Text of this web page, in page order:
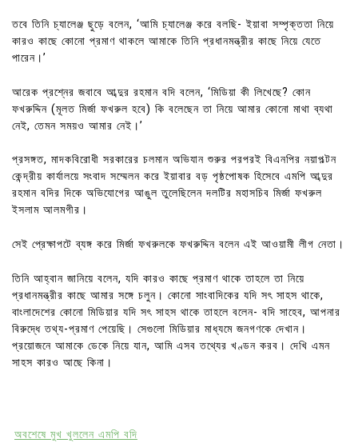
তবে তিনি চ্যালেঞ্জ ছুড়ে বলেন, ‘আমি চ্যালেঞ্জ করে বলছি- ইয়াবা সম্পৃক্ততা নিয়ে
কারও কাছে কোনো প্রমাণ থাকলে আমাকে তিনি প্রধানমন্ত্রীর কাছে নিয়ে যেতে
পারেন।’
আরেক প্রশ্নের জবাবে আব্দুর রহমান বদি বলেন, ‘মিডিয়া কী লিখেছে? কোন
ফখরুদ্দিন (মূলত মির্জা ফখরুল হবে) কি বলেছেন তা নিয়ে আমার কোনো মাথা ব্যথা
নেই, তেমন সময়ও আমার নেই।’
প্রসঙ্গত, মাদকবিরোধী সরকারের চলমান অভিযান শুরুর পরপরই বিএনপির নয়াপল্টন
কেন্দ্রীয় কার্যালয়ে সংবাদ সম্মেলন করে ইয়াবার বড় পৃষ্ঠপোষক হিসেবে এমপি আব্দুর
রহমান বদির দিকে অভিযোগের আঙুল তুলেছিলেন দলটির মহাসচিব মির্জা ফখরুল
ইসলাম আলমগীর।
সেই প্রেক্ষাপটে ব্যঙ্গ করে মির্জা ফখরুলকে ফখরুদ্দিন বলেন এই আওয়ামী লীগ নেতা।
তিনি আহ্বান জানিয়ে বলেন, যদি কারও কাছে প্রমাণ থাকে তাহলে তা নিয়ে
প্রধানমন্ত্রীর কাছে আমার সঙ্গে চলুন। কোনো সাংবাদিকের যদি সৎ সাহস থাকে,
বাংলাদেশের কোনো মিডিয়ার যদি সৎ সাহস থাকে তাহলে বলেন- বদি সাহেব, আপনার
বিরুদ্ধে তথ্য-প্রমাণ পেয়েছি। সেগুলো মিডিয়ার মাধ্যমে জনগণকে দেখান।
প্রয়োজনে আমাকে ডেকে নিয়ে যান, আমি এসব তথ্যের খণ্ডন করব। দেখি এমন
সাহস কারও আছে কিনা।
অবশেষে মুখ খুললেন এমপি বদি